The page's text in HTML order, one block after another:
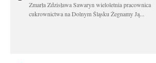
Zmarła Zdzisława Sawaryn wieloletnia pracownica
cukrownictwa na Dolnym Śląsku Żegnamy Ją...